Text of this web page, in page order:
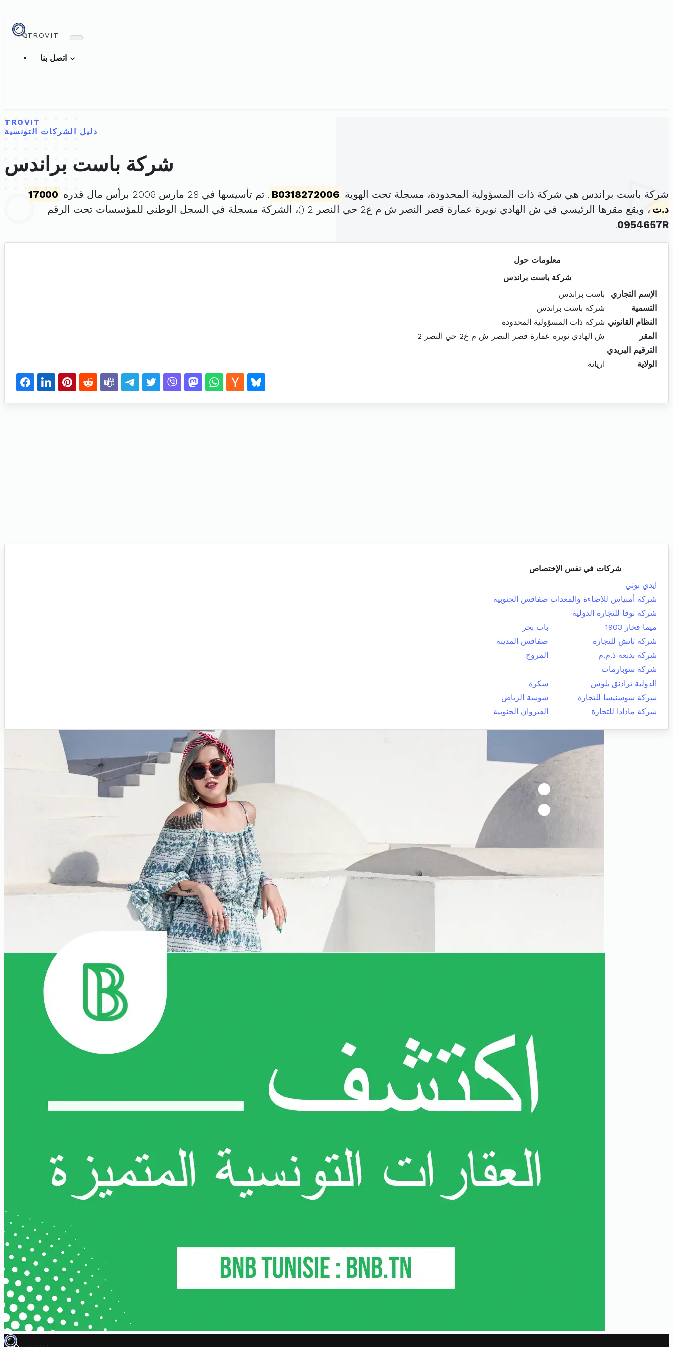
TROVIT
TROVIT
دليل الشركات التونسية
شركة باست براندس
شركة باست براندس هي شركة ذات المسؤولية المحدودة، مسجلة تحت الهوية B0318272006 . تم تأسيسها في 28 مارس 2006 برأس مال قدره
17000
د.ت ، ويقع مقرها الرئيسي في ش الهادي نويرة عمارة قصر النصر ش م ع2 حي النصر 2 (
)، الشركة مسجلة في السجل الوطني للمؤسسات تحت الرقم
0954657R
.
معلومات حول
شركة باست براندس
الإسم التجاري
باست براندس
التسمية
شركة باست براندس
النظام القانوني شركة ذات المسؤولية المحدودة
المقر
ش الهادي نويرة عمارة قصر النصر ش م ع2 حي النصر 2
الترقيم البريدي
الولاية
اريانة
شركات في نفس الإختصاص
ايدي بوتي
شركة أمنياس للإضاءة والمعدات صفاقس الجنوبية
شركة نوفا للتجارة الدولية
ميما فخار 1903
باب بحر
شركة تاتش للتجارة
صفاقس المدينة
شركة بدبعة ذ.م.م
المروج
شركة سوبارمات
الدولية ترادنق بلوس
سكرة
شركة سوسنيسا للتجارة
سوسة الرياض
شركة مادادا للتجارة
القيروان الجنوبية